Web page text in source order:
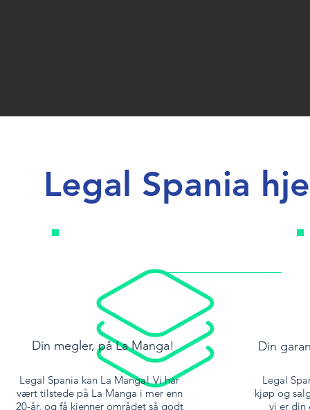
Legal Spania
Din megler, på La Manga!
Legal Spania kan La Manga! Vi har
vært tilstede på La Manga i mer enn
20-år, og få kjenner området så godt
Din
Legal
kjøp og
vi er din